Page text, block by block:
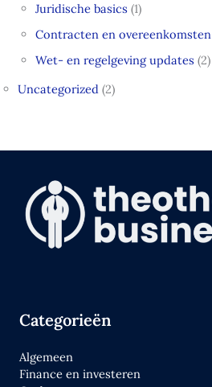
Juridische basics (1)
Contracten en overeenkomsten
Wet- en regelgeving updates (2)
Uncategorized (2)
Categorieën
Algemeen
Finance en investeren